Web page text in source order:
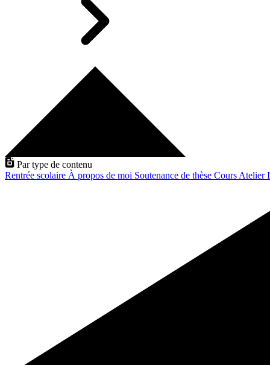
Par type de contenu
Rentrée scolaire À propos de moi Soutenance de thèse Cours Atelier